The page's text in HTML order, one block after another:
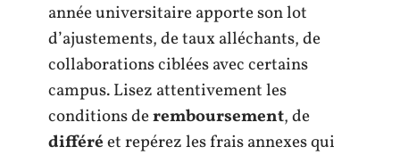
année universitaire apporte son lot
d’ajustements, de taux alléchants, de
collaborations ciblées avec certains
campus. Lisez attentivement les
conditions deremboursement, de
différéet repérez les frais annexes qui